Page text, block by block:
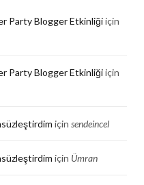
Party Blogger Etkinliğiiçin
Party Blogger Etkinliğiiçin
için sendeincel
için Ümran